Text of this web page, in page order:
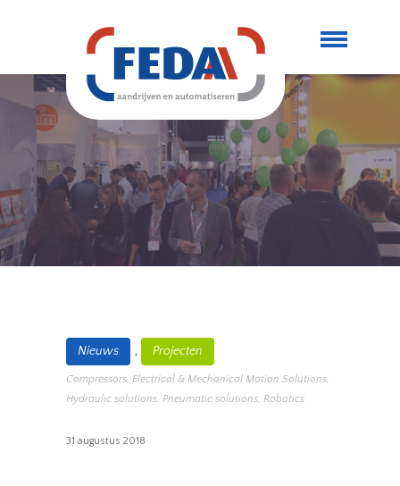
Nieuws , Projecten
Compressors, Electrical & Mechanical Motion Solutions,
Hydraulic solutions, Pneumatic solutions, Robotics
31 augustus 2018